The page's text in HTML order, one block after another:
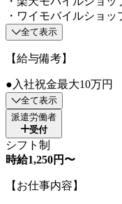
・ワイモバイルショ
全て表示
【給与備考】
●入社祝金最大10万円
全て表示
派遣労働者
受付
シフト制
時給1,250円〜
【お仕事内容】